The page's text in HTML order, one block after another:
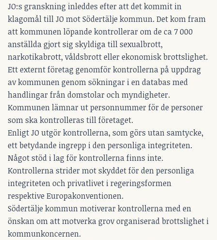
JO:s granskning inleddes efter att det kommit in
klagomål till JO mot Södertälje kommun. Det kom fram
att kommunen löpande kontrollerar om de ca 7 000
anställda gjort sig skyldiga till sexualbrott,
narkotikabrott, våldsbrott eller ekonomisk brottslighet.
Ett externt företag genomför kontrollerna på uppdrag
av kommunen genom sökningar i en databas med
handlingar från domstolar och myndigheter.
Kommunen lämnar ut personnummer för de personer
som ska kontrolleras till företaget.
Enligt JO utgör kontrollerna, som görs utan samtycke,
ett betydande ingrepp i den personliga integriteten.
Något stöd i lag för kontrollerna finns inte.
Kontrollerna strider mot skyddet för den personliga
integriteten och privatlivet i regeringsformen
respektive Europakonventionen.
Södertälje kommun motiverar kontrollerna med en
önskan om att motverka grov organiserad brottslighet i
kommunkoncernen.